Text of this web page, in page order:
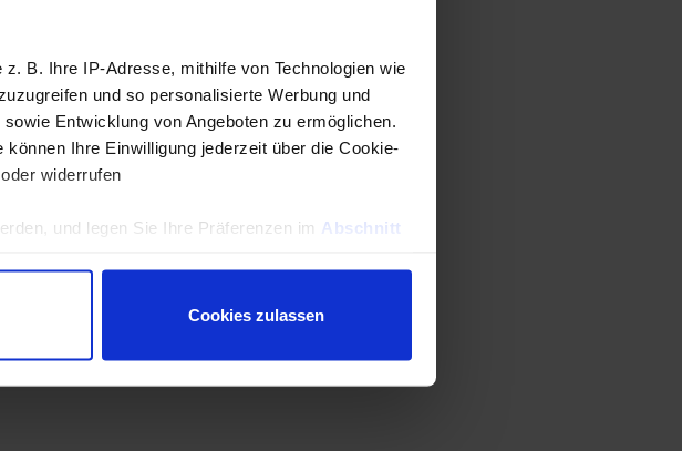
B. Ihre IP-Adresse, mithilfe von Technologien wie
und so personalisierte Werbung und
Entwicklung von Angeboten zu ermöglichen.
Ihre Einwilligung jederzeit über die Cookie-
widerrufen
und legen Sie Ihre Präferenzen im Abschnitt
Cookies zulassen
Havel